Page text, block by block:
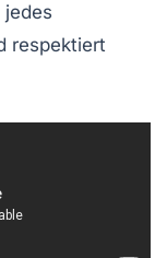
respektiert